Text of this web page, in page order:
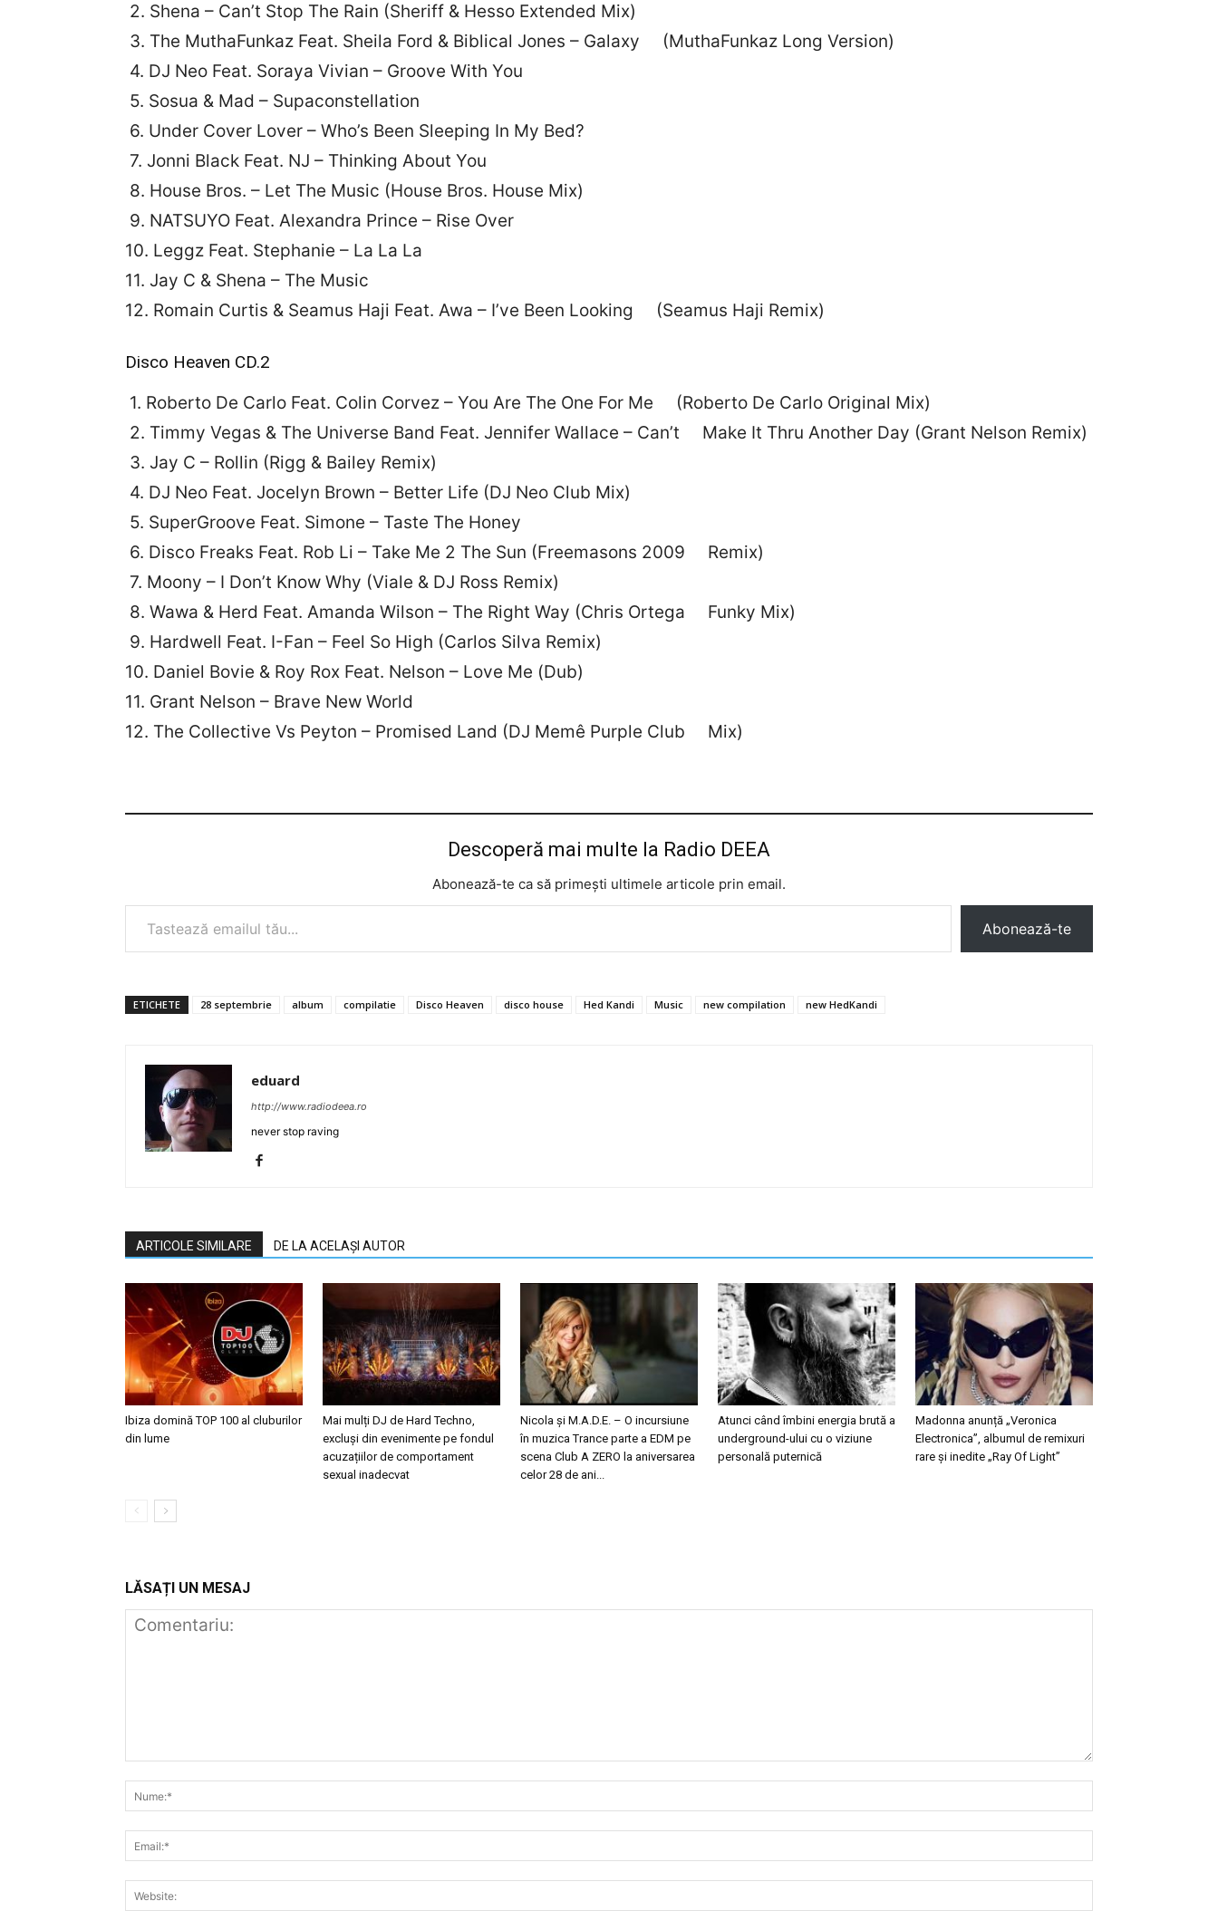
2. Shena – Can’t Stop The Rain (Sheriff & Hesso Extended Mix)
3. The MuthaFunkaz Feat. Sheila Ford & Biblical Jones – Galaxy (MuthaFunkaz Long Version)
4. DJ Neo Feat. Soraya Vivian – Groove With You
5. Sosua & Mad – Supaconstellation
6. Under Cover Lover – Who’s Been Sleeping In My Bed?
7. Jonni Black Feat. NJ – Thinking About You
8. House Bros. – Let The Music (House Bros. House Mix)
9. NATSUYO Feat. Alexandra Prince – Rise Over
10. Leggz Feat. Stephanie – La La La
11. Jay C & Shena – The Music
12. Romain Curtis & Seamus Haji Feat. Awa – I’ve Been Looking (Seamus Haji Remix)
Disco Heaven CD.2
1. Roberto De Carlo Feat. Colin Corvez – You Are The One For Me (Roberto De Carlo Original Mix)
2. Timmy Vegas & The Universe Band Feat. Jennifer Wallace – Can’t Make It Thru Another Day (Grant Nelson Remix)
3. Jay C – Rollin (Rigg & Bailey Remix)
4. DJ Neo Feat. Jocelyn Brown – Better Life (DJ Neo Club Mix)
5. SuperGroove Feat. Simone – Taste The Honey
6. Disco Freaks Feat. Rob Li – Take Me 2 The Sun (Freemasons 2009 Remix)
7. Moony – I Don’t Know Why (Viale & DJ Ross Remix)
8. Wawa & Herd Feat. Amanda Wilson – The Right Way (Chris Ortega Funky Mix)
9. Hardwell Feat. I-Fan – Feel So High (Carlos Silva Remix)
10. Daniel Bovie & Roy Rox Feat. Nelson – Love Me (Dub)
11. Grant Nelson – Brave New World
12. The Collective Vs Peyton – Promised Land (DJ Memê Purple Club Mix)
Descoperă mai multe la Radio DEEA
Abonează-te ca să primești ultimele articole prin email.
Tastează emailul tău...
Abonează-te
ETICHETE 28 septembrie album compilatie Disco Heaven disco house Hed Kandi Music new compilation new HedKandi
eduard
http://www.radiodeea.ro
never stop raving
ARTICOLE SIMILARE DE LA ACELAȘI AUTOR
Ibiza domină TOP 100 al cluburilor
din lume
Mai mulți DJ de Hard Techno,
excluși din evenimente pe fondul
acuzațiilor de comportament
sexual inadecvat
Nicola și M.A.D.E. – O incursiune
în muzica Trance parte a EDM pe
scena Club A ZERO la aniversarea
celor 28 de ani...
Atunci când îmbini energia brută a
underground-ului cu o viziune
personală puternică
Madonna anunță „Veronica
Electronica”, albumul de remixuri
rare și inedite „Ray Of Light”
LĂSAȚI UN MESAJ